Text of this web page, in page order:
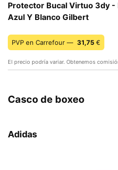
Protector Bucal Virtuo 3dy -
Azul Y Blanco Gilbert
PVP en Carrefour — 31,75 €
El precio podría variar. Obtenemos
Casco de boxeo
Adidas